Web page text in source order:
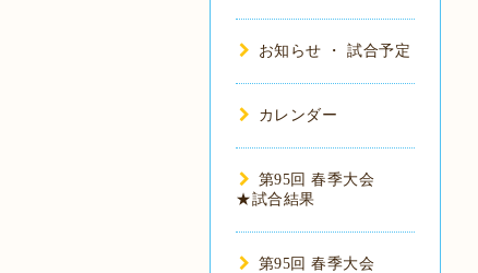
お知らせ ・ 試合予定
カレンダー
第95回 春季大会
★試合結果
第95回 春季大会